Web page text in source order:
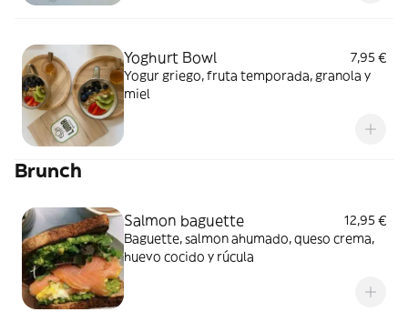
Yoghurt Bowl
7,95 €
Yogur griego, fruta temporada, granola y
miel
Brunch
Salmon baguette
12,95 €
Baguette, salmon ahumado, queso crema,
huevo cocido y rúcula